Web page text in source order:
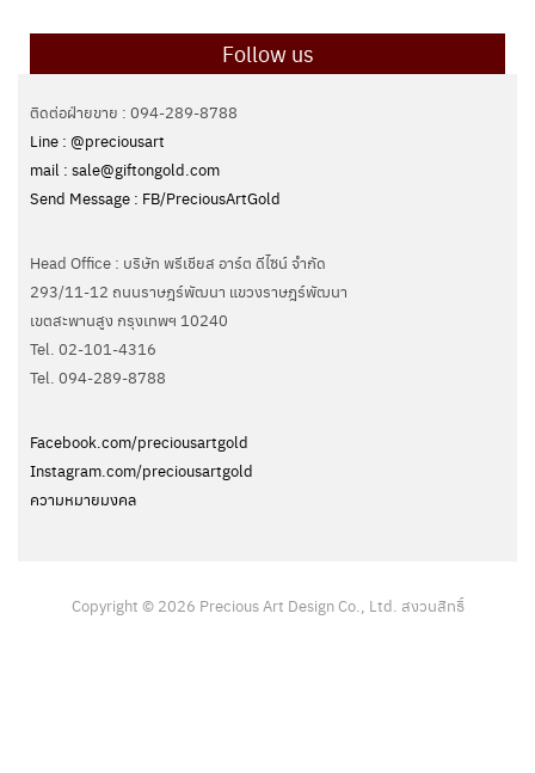
Follow us
ติดต่อฝ่ายขาย : 094-289-8788
Line : @preciousart
mail : sale@giftongold.com
Send Message : FB/PreciousArtGold
Head Office : บริษัท พรีเชียส อาร์ต ดีไซน์ จำกัด
293/11-12 ถนนราษฎร์พัฒนา แขวงราษฎร์พัฒนา
เขตสะพานสูง กรุงเทพฯ 10240
Tel. 02-101-4316
Tel. ‭094-289-8788‬
Facebook.com/preciousartgold
Instagram.com/preciousartgold
ความหมายมงคล
Copyright © 2026 Precious Art Design Co., Ltd. สงวนสิทธิ์